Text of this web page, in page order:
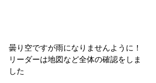
曇り空ですが雨になりませんように！
リーダーは地図など全体の確認をしま
した